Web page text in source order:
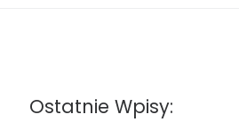
Ostatnie Wpisy: